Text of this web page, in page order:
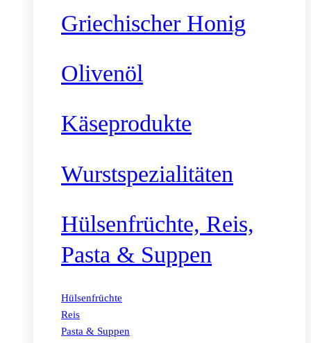
Griechischer Honig
Olivenöl
Käseprodukte
Wurstspezialitäten
Hülsenfrüchte, Reis,
Pasta & Suppen
Hülsenfrüchte
Reis
Pasta & Suppen